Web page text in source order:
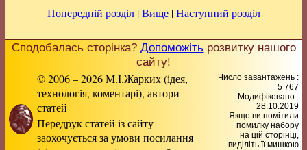
Попередній розділ|Вище|Наступний розділ
Сподобалась сторінка? Допоможітьрозвитку нашого
сайту!
© 2006 – 2026 М.І.Жарких (ідея,
технологія, коментарі), автори
статей
Передрук статей із сайту
заохочується за умови посилання
Число завантажень :
5 767
Модифіковано :
28.10.2019
Якщо ви помітили
помилку набору
на цiй сторiнцi,
видiлiть її мишкою